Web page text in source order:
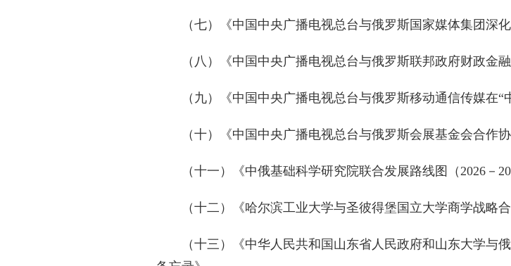
（七）《中国中央广播电视总台与俄罗斯国家媒体集团深化
（八）《中国中央广播电视总台与俄罗斯联邦政府财政金
（九）《中国中央广播电视总台与俄罗斯移动通信传媒在“
（十）《中国中央广播电视总台与俄罗斯会展基金会合作协
（十一）《中俄基础科学研究院联合发展路线图（2026－
（十二）《哈尔滨工业大学与圣彼得堡国立大学商学战略
（十三）《中华人民共和国山东省人民政府和山东大学